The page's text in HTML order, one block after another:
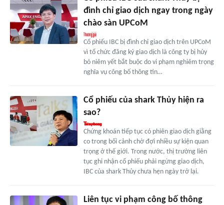
đình chỉ giao dịch ngay trong ngày
chào sàn UPCoM
Cổ phiếu IBC bị đình chỉ giao dịch trên UPCoM
vì tổ chức đăng ký giao dịch là công ty bị hủy
bỏ niêm yết bắt buộc do vi phạm nghiêm trọng
nghĩa vụ công bố thông tin…
Cổ phiếu của shark Thủy hiện ra
sao?
Chứng khoán tiếp tục có phiên giao dịch giằng
co trong bối cảnh chờ đợi nhiều sự kiện quan
trọng ở thế giới. Trong nước, thị trường liên
tục ghi nhận cổ phiếu phải ngừng giao dịch,
IBC của shark Thủy chưa hẹn ngày trở lại.
Liên tục vi phạm công bố thông